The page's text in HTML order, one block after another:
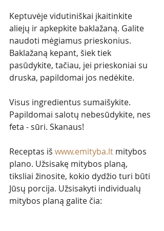
Keptuvėje vidutiniškai įkaitinkite
aliejų ir apkepkite baklažaną. Galite
naudoti mėgiamus prieskonius.
Baklažaną kepant, šiek tiek
pasūdykite, tačiau, jei prieskoniai su
druska, papildomai jos nedėkite.
Visus ingredientus sumaišykite.
Papildomai salotų nebesūdykite, nes
feta - sūri. Skanaus!
Receptas iš www.emityba.lt mitybos
plano. Užsisakę mitybos planą,
tiksliai žinosite, kokio dydžio turi būti
Jūsų porcija. Užsisakyti individualų
mitybos planą galite čia: